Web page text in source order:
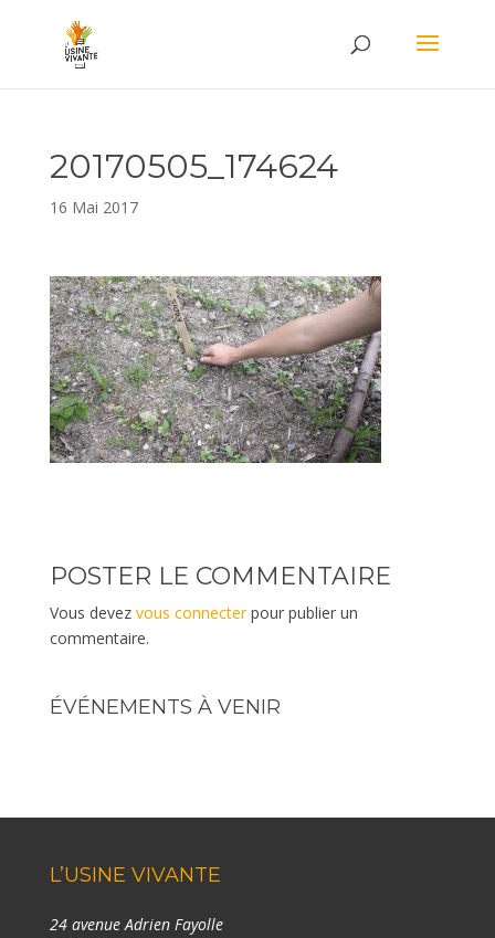
20170505_174624
16 Mai 2017
POSTER LE COMMENTAIRE
Vous devez vous connecterpour publier un
commentaire.
ÉVÉNEMENTS À VENIR
L’USINE VIVANTE
24 avenue Adrien Fayolle